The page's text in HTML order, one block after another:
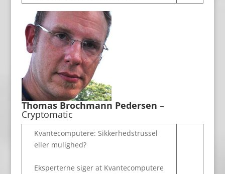
Thomas Brochmann Pedersen –
Cryptomatic
Kvantecomputere: Sikkerhedstrussel
eller mulighed?
Eksperterne siger at Kvantecomputere